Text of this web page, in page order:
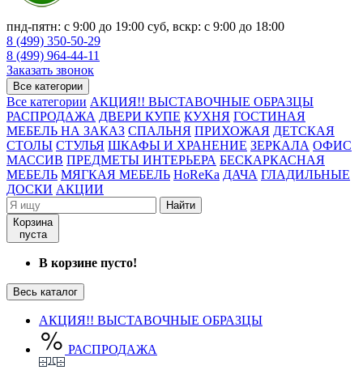
пнд-пятн: с 9:00 до 19:00 суб, вскр: с 9:00 до 18:00
8 (499) 350-50-29
8 (499) 964-44-11
Заказать звонок
Все категории
Все категории АКЦИЯ!! ВЫСТАВОЧНЫЕ ОБРАЗЦЫ
РАСПРОДАЖА ДВЕРИ КУПЕ КУХНЯ ГОСТИНАЯ
МЕБЕЛЬ НА ЗАКАЗ СПАЛЬНЯ ПРИХОЖАЯ ДЕТСКАЯ
СТОЛЫ СТУЛЬЯ ШКАФЫ И ХРАНЕНИЕ ЗЕРКАЛА ОФИС
МАССИВ ПРЕДМЕТЫ ИНТЕРЬЕРА БЕСКАРКАСНАЯ
МЕБЕЛЬ МЯГКАЯ МЕБЕЛЬ HoReKa ДАЧА ГЛАДИЛЬНЫЕ
ДОСКИ АКЦИИ
Найти
Корзина
пуста
В корзине пусто!
Весь каталог
АКЦИЯ!! ВЫСТАВОЧНЫЕ ОБРАЗЦЫ
РАСПРОДАЖА